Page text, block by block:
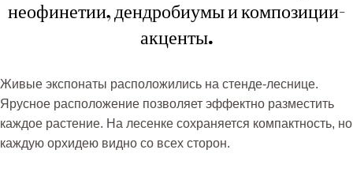
неофинетии, дендробиумы и композиции-
акценты.
Живые экспонаты расположились на стенде-леснице.
Ярусное расположение позволяет эффектно разместить
каждое растение. На лесенке сохраняется компактность, но
каждую орхидею видно со всех сторон.